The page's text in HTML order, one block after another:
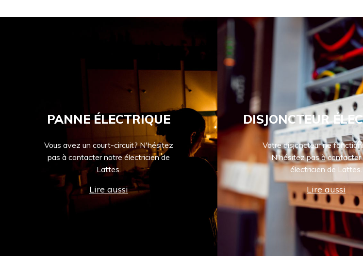
PANNE ÉLECTRIQUE
Vous avez un court-circuit? N'hésitez
pas à contacter notre électricien de
Lattes.
Lire aussi
DISJONCTEUR
Votre disjoncteur ne
N'hésitez pas à contacter
électricien de Lattes.
Lire aussi